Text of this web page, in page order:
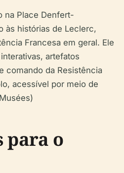
na Place Denfert-
às histórias de Leclerc,
Francesa em geral. Ele
artefatos
comando da Resistência
acessível por meio de
para o